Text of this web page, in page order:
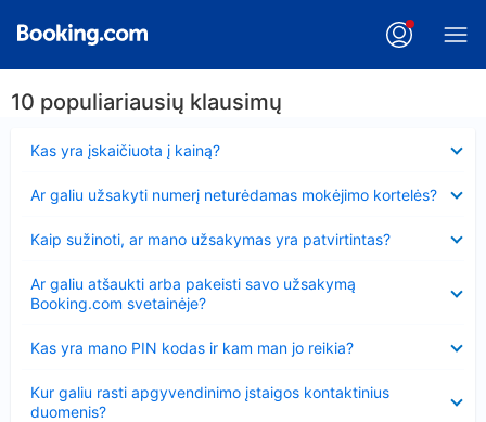
10 populiariausių klausimų
Kas yra įskaičiuota į kainą?
Ar galiu užsakyti numerį neturėdamas mokėjimo kortelės?
Kaip sužinoti, ar mano užsakymas yra patvirtintas?
Ar galiu atšaukti arba pakeisti savo užsakymą
Booking.com svetainėje?
Kas yra mano PIN kodas ir kam man jo reikia?
Kur galiu rasti apgyvendinimo įstaigos kontaktinius
duomenis?